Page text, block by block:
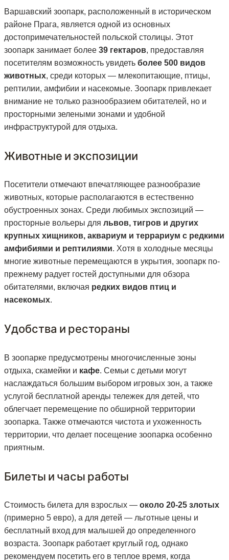
Варшавский зоопарк, расположенный в историческом
районе Прага, является одной из основных
достопримечательностей польской столицы. Этот
зоопарк занимает более 39 гектаров, предоставляя
посетителям возможность увидеть более 500 видов
животных, среди которых — млекопитающие, птицы,
рептилии, амфибии и насекомые. Зоопарк привлекает
внимание не только разнообразием обитателей, но и
просторными зелеными зонами и удобной
инфраструктурой для отдыха.
Животные и экспозиции
Посетители отмечают впечатляющее разнообразие
животных, которые располагаются в естественно
обустроенных зонах. Среди любимых экспозиций —
просторные вольеры для львов, тигров и других
крупных хищников, аквариум и террариум с редкими
амфибиями и рептилиями. Хотя в холодные месяцы
многие животные перемещаются в укрытия, зоопарк по-
прежнему радует гостей доступными для обзора
обитателями, включая редких видов птиц и
насекомых.
Удобства и рестораны
В зоопарке предусмотрены многочисленные зоны
отдыха, скамейки и кафе. Семьи с детьми могут
наслаждаться большим выбором игровых зон, а также
услугой бесплатной аренды тележек для детей, что
облегчает перемещение по обширной территории
зоопарка. Также отмечаются чистота и ухоженность
территории, что делает посещение зоопарка особенно
приятным.
Билеты и часы работы
Стоимость билета для взрослых — около 20-25 злотых
(примерно 5 евро), а для детей — льготные цены и
бесплатный вход для малышей до определенного
возраста. Зоопарк работает круглый год, однако
рекомендуем посетить его в теплое время, когда